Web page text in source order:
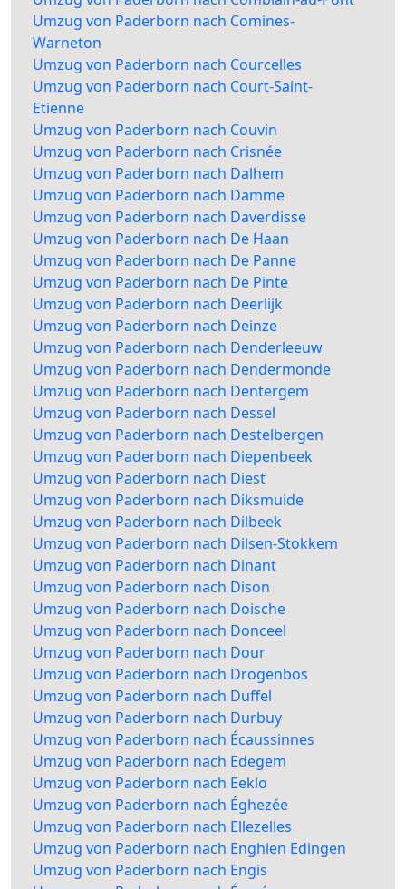
Umzug von Paderborn nach Comines-
Warneton
Umzug von Paderborn nach Courcelles
Umzug von Paderborn nach Court-Saint-
Etienne
Umzug von Paderborn nach Couvin
Umzug von Paderborn nach Crisnée
Umzug von Paderborn nach Dalhem
Umzug von Paderborn nach Damme
Umzug von Paderborn nach Daverdisse
Umzug von Paderborn nach De Haan
Umzug von Paderborn nach De Panne
Umzug von Paderborn nach De Pinte
Umzug von Paderborn nach Deerlijk
Umzug von Paderborn nach Deinze
Umzug von Paderborn nach Denderleeuw
Umzug von Paderborn nach Dendermonde
Umzug von Paderborn nach Dentergem
Umzug von Paderborn nach Dessel
Umzug von Paderborn nach Destelbergen
Umzug von Paderborn nach Diepenbeek
Umzug von Paderborn nach Diest
Umzug von Paderborn nach Diksmuide
Umzug von Paderborn nach Dilbeek
Umzug von Paderborn nach Dilsen-Stokkem
Umzug von Paderborn nach Dinant
Umzug von Paderborn nach Dison
Umzug von Paderborn nach Doische
Umzug von Paderborn nach Donceel
Umzug von Paderborn nach Dour
Umzug von Paderborn nach Drogenbos
Umzug von Paderborn nach Duffel
Umzug von Paderborn nach Durbuy
Umzug von Paderborn nach Écaussinnes
Umzug von Paderborn nach Edegem
Umzug von Paderborn nach Eeklo
Umzug von Paderborn nach Éghezée
Umzug von Paderborn nach Ellezelles
Umzug von Paderborn nach Enghien Edingen
Umzug von Paderborn nach Engis